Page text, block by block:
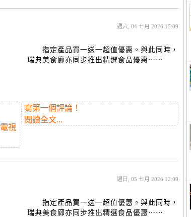
週六, 04 七月 2026 15:09
指定產品買一送一超值優惠。與此同時，
瑞典美食廊亦同步推出精選食品優惠⋯⋯
電視
寫第一個評論！
閱讀全文...
週日, 05 七月 2026 12:09
指定產品買一送一超值優惠。與此同時，
瑞典美食廊亦同步推出精選食品優惠⋯⋯